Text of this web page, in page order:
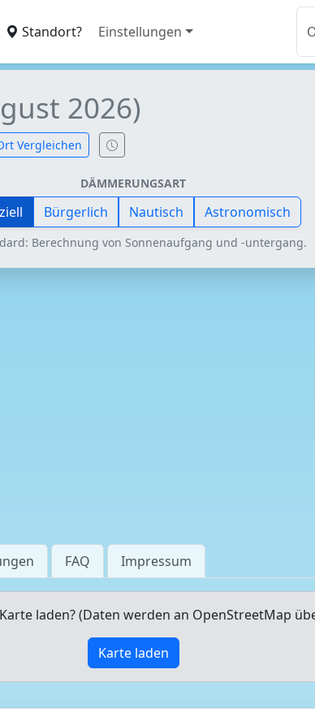
Standort? Einstellungen
2026)
Vergleichen
DÄMMERUNGSART
Bürgerlich Nautisch Astronomisch
Berechnung von Sonnenaufgang und -untergang.
FAQ Impressum
laden? (Daten werden an OpenStreetMap
Karte laden